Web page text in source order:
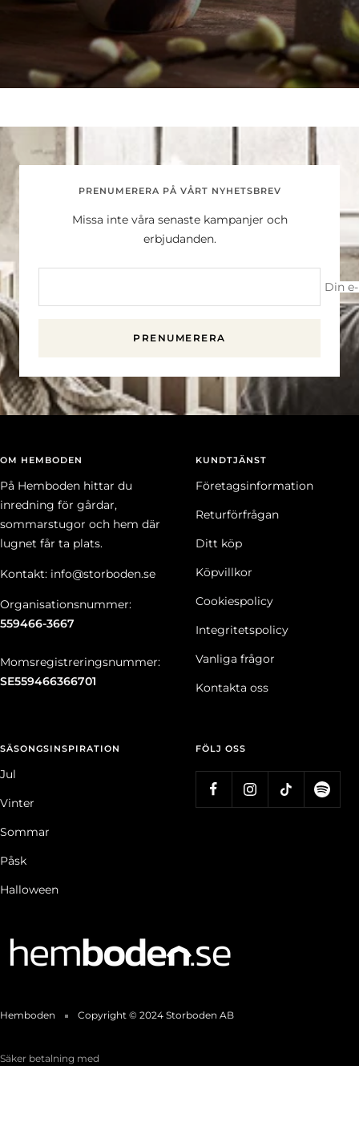
PRENUMERERA PÅ VÅRT NYHETSBREV
Missa inte våra senaste kampanjer och
erbjudanden.
Din
PRENUMERERA
OM HEMBODEN
På Hemboden hittar du
inredning för gårdar,
sommarstugor och hem där
lugnet får ta plats.
Kontakt: info@storboden.se
Organisationsnummer:
559466-3667
Momsregistreringsnummer:
SE559466366701
KUNDTJÄNST
Företagsinformation
Returförfrågan
Ditt köp
Köpvillkor
Cookiespolicy
Integritetspolicy
Vanliga frågor
Kontakta oss
SÄSONGSINSPIRATION
Jul
Vinter
Sommar
Påsk
Halloween
FÖLJ OSS
Hemboden Copyright © 2024 Storboden AB
Säker betalning med